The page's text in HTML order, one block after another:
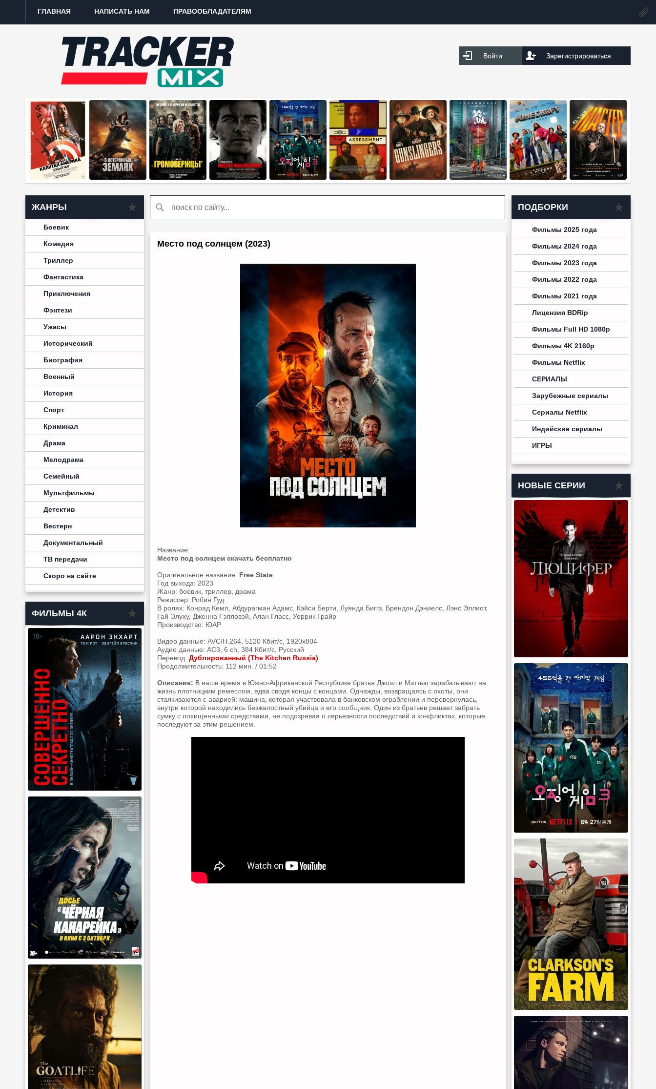
ГЛАВНАЯ НАПИСАТЬ НАМ ПРАВООБЛАДАТЕЛЯМ
Войти Зарегистрироваться
ЖАНРЫ
Боевик
Комедия
Триллер
Фантастика
Приключения
Фэнтези
Ужасы
Исторический
Биография
Военный
История
Спорт
Криминал
Драма
Мелодрама
Семейный
Мультфильмы
Детектив
Вестерн
Документальный
ТВ передачи
Скоро на сайте
ФИЛЬМЫ 4К
Место под солнцем (2023)
Название:
Место под солнцем скачать бесплатно
Оригинальное название: Free State
Год выхода: 2023
Жанр: боевик, триллер, драма
Режиссер: Робин Гуд
В ролях: Конрад Кемп, Абдурагман Адамс, Кэйси Берти, Луянда Биггз, Брендон Дэниелс, Лэнс Эллиот,
Гай Элуху, Дженна Гэлловэй, Алан Гласс, Уоррик Грайр
Производство: ЮАР
Видео данные: AVC/H.264, 5120 Кбит/с, 1920x804
Аудио данные: AC3, 6 ch, 384 Кбит/с, Русский
Перевод: Дублированный (The Kitchen Russia)
Продолжительность: 112 мин. / 01:52
Описание: В наше время в Южно-Африканской Республике братья Джоэл и Мэттью зарабатывают на
жизнь плотницким ремеслом, едва сводя концы с концами. Однажды, возвращаясь с охоты, они
сталкиваются с аварией: машина, которая участвовала в банковском ограблении и перевернулась,
внутри которой находились безжалостный убийца и его сообщник. Один из братьев решает забрать
сумку с похищенными средствами, не подозревая о серьезности последствий и конфликтах, которые
последуют за этим решением.
ПОДБОРКИ
Фильмы 2025 года
Фильмы 2024 года
Фильмы 2023 года
Фильмы 2022 года
Фильмы 2021 года
Лицензия BDRip
Фильмы Full HD 1080p
Фильмы 4K 2160p
Фильмы Netflix
СЕРИАЛЫ
Зарубежные сериалы
Сериалы Netflix
Индийские сериалы
ИГРЫ
НОВЫЕ СЕРИИ